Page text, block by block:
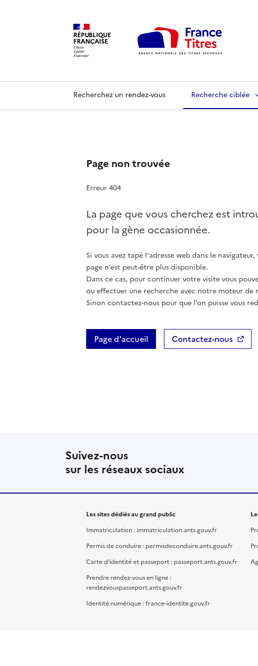
RÉPUBLIQUE
FRANÇAISE
Recherchez un rendez-vous Recherche ciblée
Page non trouvée
Erreur 404
La page que vous cherchez est
pour la gène occasionnée.
Si vous avez tapé l'adresse web dans le
page n’est peut-être plus disponible.
Dans ce cas, pour continuer votre visite vous
ou effectuer une recherche avec notre moteur de
Sinon contactez-nous pour que l’on puisse vous
Page d'accueil Contactez-nous
Suivez-nous
sur les réseaux sociaux
Les sites dédiés au grand public
Immatriculation : immatriculation.ants.gouv.fr
Permis de conduire : permisdeconduire.ants.gouv.fr
Carte d'identité et passeport : passeport.ants.gouv.fr
Prendre rendez-vous en ligne :
rendezvouspasseport.ants.gouv.fr
Identité numérique : france-identite.gouv.fr